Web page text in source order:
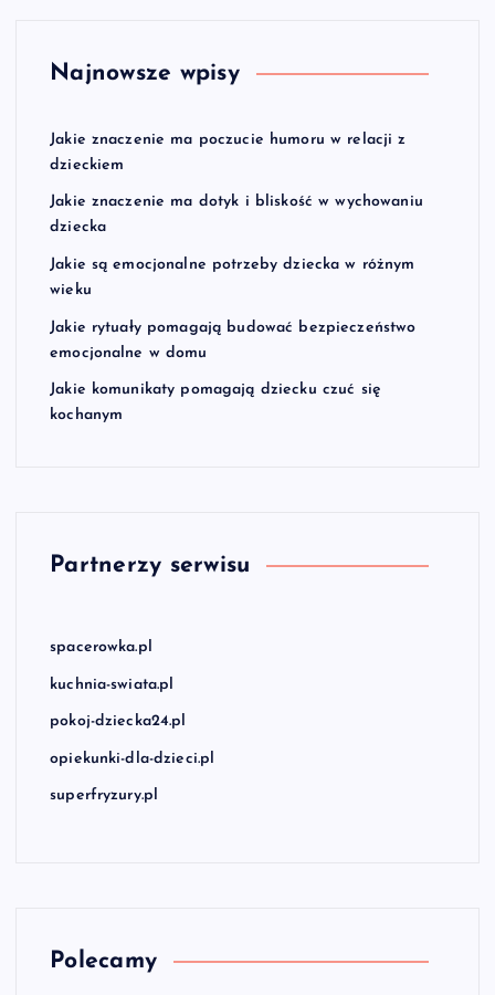
Najnowsze wpisy
Jakie znaczenie ma poczucie humoru w relacji z
dzieckiem
Jakie znaczenie ma dotyk i bliskość w wychowaniu
dziecka
Jakie są emocjonalne potrzeby dziecka w różnym
wieku
Jakie rytuały pomagają budować bezpieczeństwo
emocjonalne w domu
Jakie komunikaty pomagają dziecku czuć się
kochanym
Partnerzy serwisu
spacerowka.pl
kuchnia-swiata.pl
pokoj-dziecka24.pl
opiekunki-dla-dzieci.pl
superfryzury.pl
Polecamy